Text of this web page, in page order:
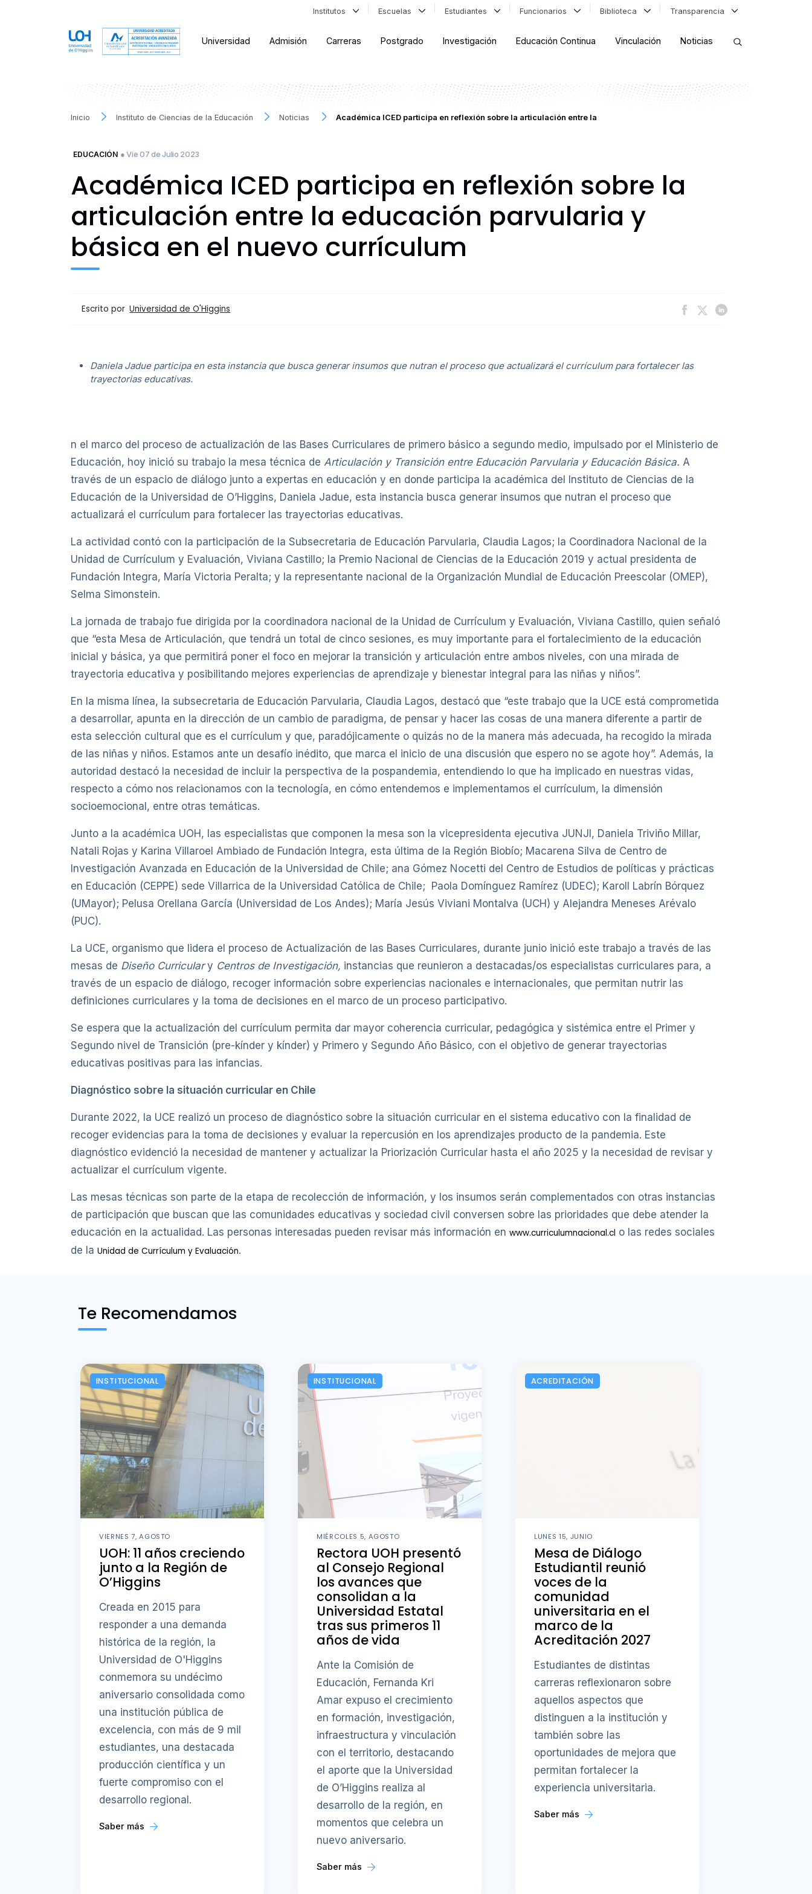
Institutos Escuelas Estudiantes Funcionarios Biblioteca Transparencia
Universidad Admisión Carreras Postgrado Investigación Educación Continua Vinculación Noticias
Inicio Instituto de Ciencias de la Educación Noticias Académica ICED participa en reflexión sobre la articulación entre la
EDUCACIÓN ● Vie 07 de Julio 2023
Académica ICED participa en reflexión sobre la
articulación entre la educación parvularia y
básica en el nuevo currículum
Escrito por Universidad de O'Higgins
Daniela Jadue participa en esta instancia que busca generar insumos que nutran el proceso que actualizará el currículum para fortalecer las
trayectorias educativas.
n el marco del proceso de actualización de las Bases Curriculares de primero básico a segundo medio, impulsado por el Ministerio de
Educación, hoy inició su trabajo la mesa técnica de Articulación y Transición entre Educación Parvularia y Educación Básica. A
través de un espacio de diálogo junto a expertas en educación y en donde participa la académica del Instituto de Ciencias de la
Educación de la Universidad de O’Higgins, Daniela Jadue, esta instancia busca generar insumos que nutran el proceso que
actualizará el currículum para fortalecer las trayectorias educativas.
La actividad contó con la participación de la Subsecretaria de Educación Parvularia, Claudia Lagos; la Coordinadora Nacional de la
Unidad de Currículum y Evaluación, Viviana Castillo; la Premio Nacional de Ciencias de la Educación 2019 y actual presidenta de
Fundación Integra, María Victoria Peralta; y la representante nacional de la Organización Mundial de Educación Preescolar (OMEP),
Selma Simonstein.
La jornada de trabajo fue dirigida por la coordinadora nacional de la Unidad de Currículum y Evaluación, Viviana Castillo, quien señaló
que “esta Mesa de Articulación, que tendrá un total de cinco sesiones, es muy importante para el fortalecimiento de la educación
inicial y básica, ya que permitirá poner el foco en mejorar la transición y articulación entre ambos niveles, con una mirada de
trayectoria educativa y posibilitando mejores experiencias de aprendizaje y bienestar integral para las niñas y niños”.
En la misma línea, la subsecretaria de Educación Parvularia, Claudia Lagos, destacó que “este trabajo que la UCE está comprometida
a desarrollar, apunta en la dirección de un cambio de paradigma, de pensar y hacer las cosas de una manera diferente a partir de
esta selección cultural que es el currículum y que, paradójicamente o quizás no de la manera más adecuada, ha recogido la mirada
de las niñas y niños. Estamos ante un desafío inédito, que marca el inicio de una discusión que espero no se agote hoy”. Además, la
autoridad destacó la necesidad de incluir la perspectiva de la pospandemia, entendiendo lo que ha implicado en nuestras vidas,
respecto a cómo nos relacionamos con la tecnología, en cómo entendemos e implementamos el currículum, la dimensión
socioemocional, entre otras temáticas.
Junto a la académica UOH, las especialistas que componen la mesa son la vicepresidenta ejecutiva JUNJI, Daniela Triviño Millar,
Natali Rojas y Karina Villaroel Ambiado de Fundación Integra, esta última de la Región Biobío; Macarena Silva de Centro de
Investigación Avanzada en Educación de la Universidad de Chile; ana Gómez Nocetti del Centro de Estudios de políticas y prácticas
en Educación (CEPPE) sede Villarrica de la Universidad Católica de Chile; Paola Domínguez Ramírez (UDEC); Karoll Labrín Bórquez
(UMayor); Pelusa Orellana García (Universidad de Los Andes); María Jesús Viviani Montalva (UCH) y Alejandra Meneses Arévalo
(PUC).
La UCE, organismo que lidera el proceso de Actualización de las Bases Curriculares, durante junio inició este trabajo a través de las
mesas de Diseño Curriculary Centros de Investigación, instancias que reunieron a destacadas/os especialistas curriculares para, a
través de un espacio de diálogo, recoger información sobre experiencias nacionales e internacionales, que permitan nutrir las
definiciones curriculares y la toma de decisiones en el marco de un proceso participativo.
Se espera que la actualización del currículum permita dar mayor coherencia curricular, pedagógica y sistémica entre el Primer y
Segundo nivel de Transición (pre-kínder y kínder) y Primero y Segundo Año Básico, con el objetivo de generar trayectorias
educativas positivas para las infancias.
Diagnóstico sobre la situación curricular en Chile
Durante 2022, la UCE realizó un proceso de diagnóstico sobre la situación curricular en el sistema educativo con la finalidad de
recoger evidencias para la toma de decisiones y evaluar la repercusión en los aprendizajes producto de la pandemia. Este
diagnóstico evidenció la necesidad de mantener y actualizar la Priorización Curricular hasta el año 2025 y la necesidad de revisar y
actualizar el currículum vigente.
Las mesas técnicas son parte de la etapa de recolección de información, y los insumos serán complementados con otras instancias
de participación que buscan que las comunidades educativas y sociedad civil conversen sobre las prioridades que debe atender la
educación en la actualidad. Las personas interesadas pueden revisar más información en www.curriculumnacional.cl o las redes sociales
de la Unidad de Currículum y Evaluación.
Te Recomendamos
INSTITUCIONAL
VIERNES 7, AGOSTO
UOH: 11 años creciendo
junto a la Región de
O’Higgins
Creada en 2015 para
responder a una demanda
histórica de la región, la
Universidad de O'Higgins
conmemora su undécimo
aniversario consolidada como
una institución pública de
excelencia, con más de 9 mil
estudiantes, una destacada
producción científica y un
fuerte compromiso con el
desarrollo regional.
Saber más
INSTITUCIONAL
MIÉRCOLES 5, AGOSTO
Rectora UOH presentó
al Consejo Regional
los avances que
consolidan a la
Universidad Estatal
tras sus primeros 11
años de vida
Ante la Comisión de
Educación, Fernanda Kri
Amar expuso el crecimiento
en formación, investigación,
infraestructura y vinculación
con el territorio, destacando
el aporte que la Universidad
de O’Higgins realiza al
desarrollo de la región, en
momentos que celebra un
nuevo aniversario.
Saber más
ACREDITACIÓN
LUNES 15, JUNIO
Mesa de Diálogo
Estudiantil reunió
voces de la
comunidad
universitaria en el
marco de la
Acreditación 2027
Estudiantes de distintas
carreras reflexionaron sobre
aquellos aspectos que
distinguen a la institución y
también sobre las
oportunidades de mejora que
permitan fortalecer la
experiencia universitaria.
Saber más